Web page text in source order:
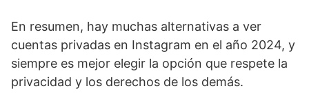
En resumen, hay muchas alternativas a ver
cuentas privadas en Instagram en el año 2024, y
siempre es​ mejor elegir la opción que respete la
privacidad y los derechos de los⁣ demás.